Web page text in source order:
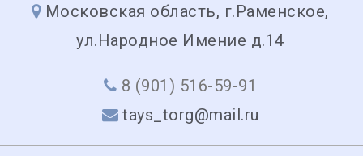
Московская область, г.Раменское,
ул.Народное Имение д.14
8 (901) 516-59-91
tays_torg@mail.ru